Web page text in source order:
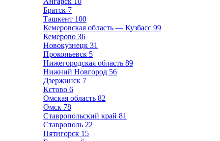
Братск 7
Ташкент 100
Кемеровская область — Кузбасс 99
Кемерово 36
Новокузнецк 31
Прокопьевск 5
Нижегородская область 89
Нижний Новгород 56
Дзержинск 7
Кстово 6
Омская область 82
Омск 78
Ставропольский край 81
Ставрополь 22
Пятигорск 15